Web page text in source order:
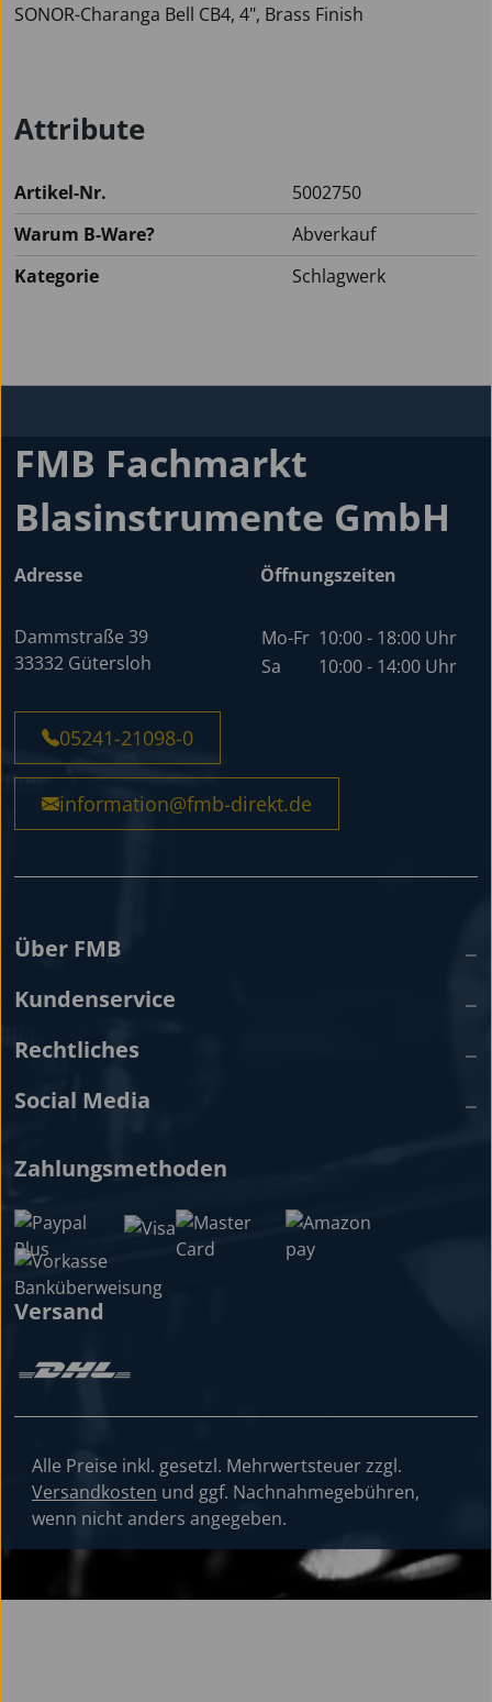
SONOR-Charanga Bell CB4, 4", Brass Finish
Attribute
Artikel-Nr.
5002750
Warum B-Ware?
Abverkauf
Kategorie
Schlagwerk
FMB Fachmarkt
Blasinstrumente GmbH
Adresse
Dammstraße 39
33332 Gütersloh
Öffnungszeiten
Mo-Fr 10:00 - 18:00 Uhr
Sa
10:00 - 14:00 Uhr
05241-21098-0
information@fmb-direkt.de
Über FMB
Kundenservice
Rechtliches
Social Media
Zahlungsmethoden
Versand
Alle Preise inkl. gesetzl. Mehrwertsteuer zzgl.
Versandkosten und ggf. Nachnahmegebühren,
wenn nicht anders angegeben.